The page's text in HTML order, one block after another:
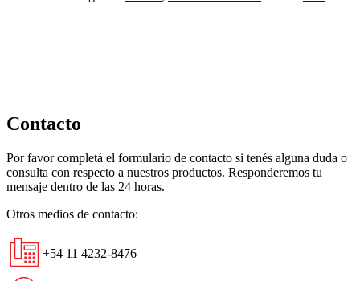
Max
Contacto
Por favor completá el formulario de contacto si tenés alguna duda o
consulta con respecto a nuestros productos. Responderemos tu
mensaje dentro de las 24 horas.
Otros medios de contacto:
+54 11 4232-8476